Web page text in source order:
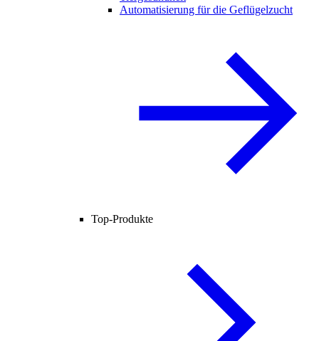
Automatisierung für die Geflügelzucht
Top-Produkte